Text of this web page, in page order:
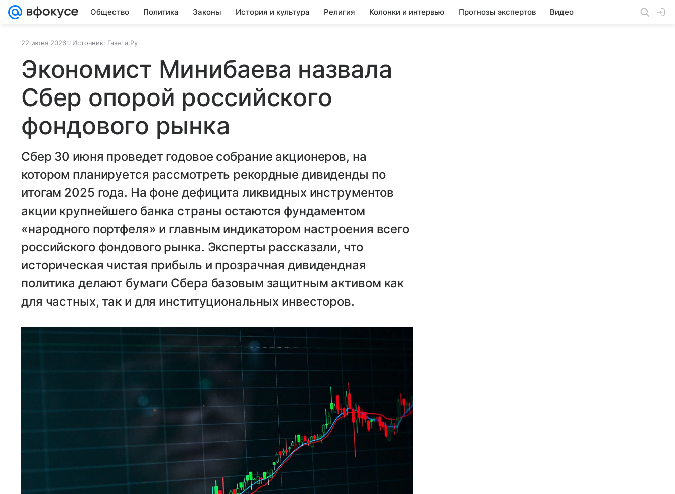
Общество Политика Законы История и культура Религия Колонки и интервью Прогнозы экспертов Видео
22 июня 2026 Источник: Газета.Ру
Экономист Минибаева назвала
Сбер опорой российского
фондового рынка
Сбер 30 июня проведет годовое собрание акционеров, на
котором планируется рассмотреть рекордные дивиденды по
итогам 2025 года. На фоне дефицита ликвидных инструментов
акции крупнейшего банка страны остаются фундаментом
«народного портфеля» и главным индикатором настроения всего
российского фондового рынка. Эксперты рассказали, что
историческая чистая прибыль и прозрачная дивидендная
политика делают бумаги Сбера базовым защитным активом как
для частных, так и для институциональных инвесторов.